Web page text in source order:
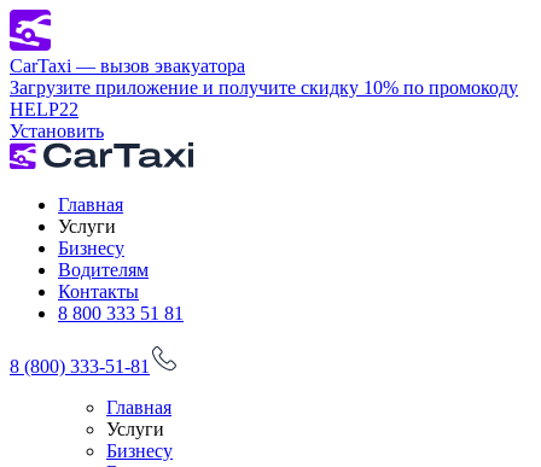
CarTaxi — вызов эвакуатора
Загрузите приложение и получите скидку 10% по промокоду
HELP22
Установить
Главная
Услуги
Бизнесу
Водителям
Контакты
8 800 333 51 81
8 (800) 333-51-81
Главная
Услуги
Бизнесу